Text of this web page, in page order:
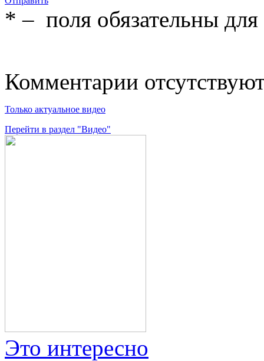
* – поля обязательны для
Комментарии
Только актуальное видео
Перейти в раздел "Видео"
Это интересно